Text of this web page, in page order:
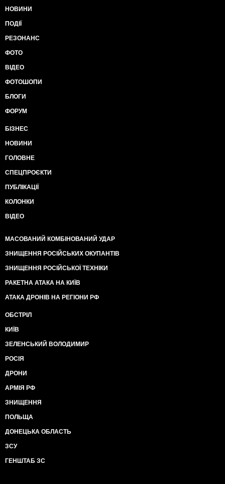
НОВИНИ
ПОДІЇ
РЕЗОНАНС
ФОТО
ВІДЕО
ФОТОШОПИ
БЛОГИ
ФОРУМ
БІЗНЕС
НОВИНИ
ГОЛОВНЕ
СПЕЦПРОЄКТИ
ПУБЛІКАЦІЇ
КОЛОНКИ
ВІДЕО
МАСОВАНИЙ КОМБІНОВАНИЙ УДАР
ЗНИЩЕННЯ РОСІЙСЬКИХ ОКУПАНТІВ
ЗНИЩЕННЯ РОСІЙСЬКОЇ ТЕХНІКИ
РАКЕТНА АТАКА НА КИЇВ
АТАКА ДРОНІВ НА РЕГІОНИ РФ
ОБСТРІЛ
КИЇВ
ЗЕЛЕНСЬКИЙ ВОЛОДИМИР
РОСІЯ
ДРОНИ
АРМІЯ РФ
ЗНИЩЕННЯ
ПОЛЬЩА
ДОНЕЦЬКА ОБЛАСТЬ
ЗСУ
ГЕНШТАБ ЗС